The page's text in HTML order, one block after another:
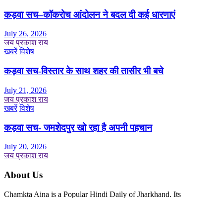
कड़वा सच–कॉकरोच आंदोलन ने बदल दी कई धारणाएं
July 26, 2026
जय प्रकाश राय
खबरें विशेष
कड़वा सच-विस्तार के साथ शहर की तासीर भी बचे
July 21, 2026
जय प्रकाश राय
खबरें विशेष
कड़वा सच- जमशेदपुर खो रहा है अपनी पहचान
July 20, 2026
जय प्रकाश राय
About Us
Chamkta Aina is a Popular Hindi Daily of Jharkhand. Its